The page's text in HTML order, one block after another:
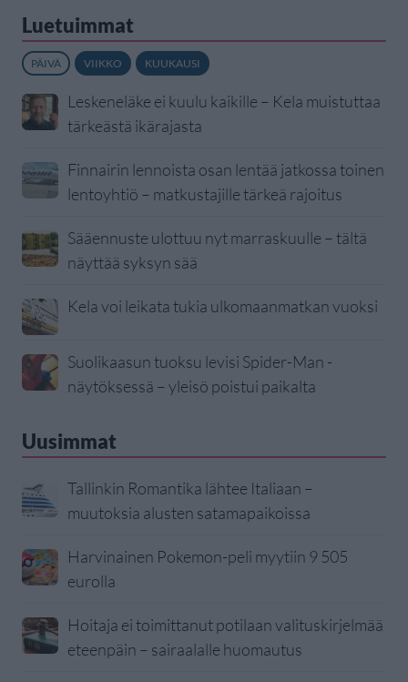
Luetuimmat
PÄIVÄ VIIKKO KUUKAUSI
Leskeneläke ei kuulu kaikille – Kela muistuttaa
tärkeästä ikärajasta
Finnairin lennoista osan lentää jatkossa toinen
lentoyhtiö – matkustajille tärkeä rajoitus
Sääennuste ulottuu nyt marraskuulle – tältä
näyttää syksyn sää
Kela voi leikata tukia ulkomaanmatkan vuoksi
Suolikaasun tuoksu levisi Spider-Man -
näytöksessä – yleisö poistui paikalta
Uusimmat
Tallinkin Romantika lähtee Italiaan –
muutoksia alusten satamapaikoissa
Harvinainen Pokemon-peli myytiin 9 505
eurolla
Hoitaja ei toimittanut potilaan valituskirjelmää
eteenpäin – sairaalalle huomautus